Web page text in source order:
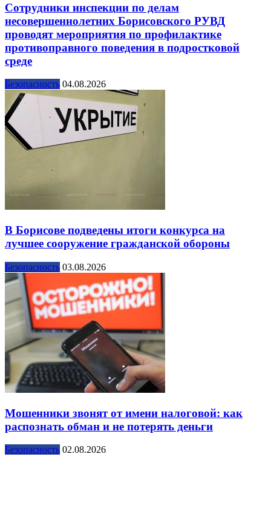
Сотрудники инспекции по делам
несовершеннолетних Борисовского РУВД
проводят мероприятия по профилактике
противоправного поведения в подростковой
среде
Безопасность 04.08.2026
В Борисове подведены итоги конкурса на
лучшее сооружение гражданской обороны
Безопасность 03.08.2026
Мошенники звонят от имени налоговой: как
распознать обман и не потерять деньги
Безопасность 02.08.2026